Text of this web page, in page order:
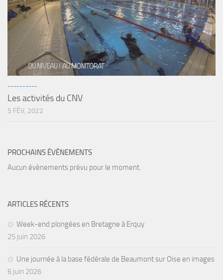
Sorties 2021
Sorties 2020
Sorties 2019
Sorties 2018
sorties 2017
Sorties 2016
Sorties 2015
Environnement et Biologie Sub
Formations
AUDIOVISUEL
Photo
Vidéo
Peinture
NAGE
----------
Les activités du CNV
5 FÉV, 2022
PROCHAINS ÉVÈNEMENTS
Aucun évènements prévu pour le moment.
ARTICLES RÉCENTS
Week-end plongées en Bretagne à Erquy
25 juin 2026
Une journée à la base fédérale de Beaumont sur Oise en images
6 juin 2026